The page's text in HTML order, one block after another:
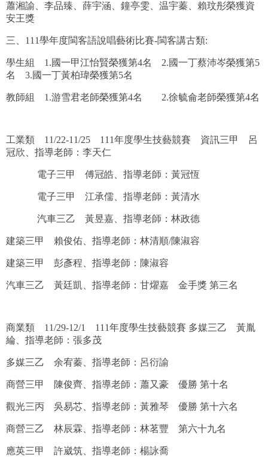
恭賀 李晨宇 國立臺灣師範大學 生命科學系
恭賀 賴致穎 國立臺灣師範大學 地理學系
恭賀 蔡宜臻 國立臺北大學 不動產與城鄉環境學系
恭賀 賴苡睿 國立中山大學 應用數學系英語組
恭賀 余婉榛 國立中正大學 心理學系
恭賀 張意璇 國立中興大學 環境工程學系
恭賀 朱智恩 國立政治大學 傳播學院大一大二不分
恭賀 黃紹宸 國立陽明交通大學 護理學系
恭賀 蕭柏蔚 國立成功大學 水利及海洋工程學系
恭賀 李芳懿 國立成功大學 測量及空間資訊學系
蕭湘諭、李品臻、薛宇涵、鐘亭雯、温宇蓁、賴玟彤榮獲資
安王獎
三、111學年度閩客語說唱藝術比賽-閩客講古類:
學生組 1.國一甲江怡賢榮獲第4名 2.國一丁蔡沛岑榮獲第5
名 3.國一丁黃柏瑋榮獲第5名
教師組 1.游雪君老師榮獲第4名 2.徐毓侖老師榮獲第4名
工業類 11/22-11/25 111年度學生技藝競賽 資訊三甲 呂
冠欣、指導老師：李天仁
電子三甲 傅冠皓、指導老師：黃冠恆
電子三甲 江承儒、指導老師：黃清水
汽車三乙 黃昱嘉、指導老師：林政德
建築三甲 賴俊佑、指導老師：林清順/陳淑容
建築三甲 彭彥程、指導老師：陳淑容
汽車三乙 黃廷凱、指導老師：甘燿嘉 金手獎 第三名
商業類 11/29-12/1 111年度學生技藝競賽 多媒三乙 黃胤
綸、指導老師：張多茂
多媒三乙 余宥蓁、指導老師：呂衍諭
商營三甲 陳俊齊、指導老師：蕭又豪 優勝 第十名
觀光三丙 吳易芯、指導老師：黃雅琴 優勝 第十六名
商營三乙 林辰霖、指導老師：林茗豐 第六十九名
應英三甲 許崴筑、指導老師：楊詠喬